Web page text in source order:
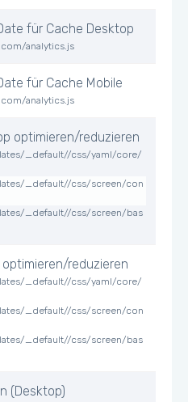
für Cache Desktop
analytics.js
für Cache Mobile
analytics.js
optimieren/reduzieren
_default//css/yaml/core/
_default//css/screen/con
_default//css/screen/bas
reduzieren
_default//css/yaml/core/
_default//css/screen/con
_default//css/screen/bas
(Desktop)